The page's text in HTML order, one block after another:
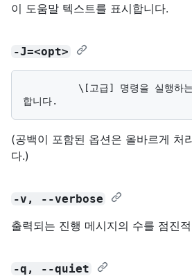
이 도움말 텍스트를 표시합니다.
-J=<opt>
(공백이 포함된 옵션은 올바르게 처
다.)
-v, --verbose
출력되는 진행 메시지의 수를 점진
-q, --quiet